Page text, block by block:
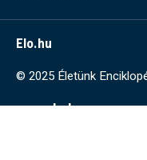
Elo.hu
© 2025 Életünk
www.elo.hu